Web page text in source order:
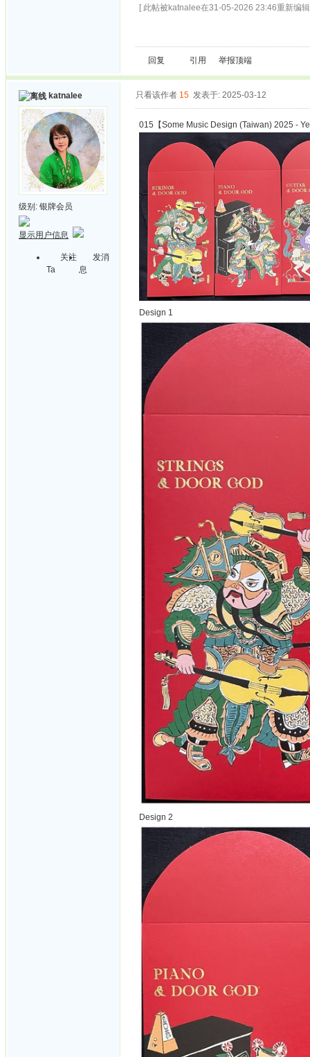
[ 此帖被katnalee在31-05-2026 23:46重新编
回复 引用 举报顶端
katnalee
级别: 银牌会员
显示用户信息
关注
Ta
发消
息
只看该作者 15 发表于: 2025-03-12
015【Some Music Design (Taiwan) 2025 -
Design 1
Design 2